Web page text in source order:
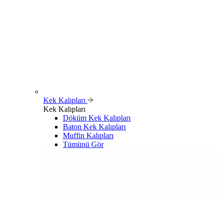
Kek Kalıpları
Kek Kalıpları
Döküm Kek Kalıpları
Baton Kek Kalıpları
Muffin Kalıpları
Tümünü Gör